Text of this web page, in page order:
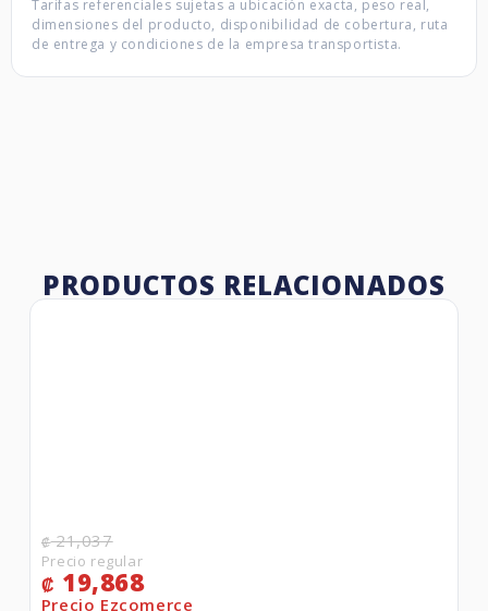
Tarifas referenciales sujetas a ubicación exacta, peso real,
dimensiones del producto, disponibilidad de cobertura, ruta
de entrega y condiciones de la empresa transportista.
PRODUCTOS RELACIONADOS
₡21,037
₡ 19,868